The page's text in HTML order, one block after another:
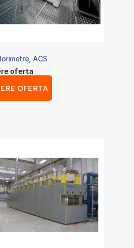
ACS
oferta
OFERTA